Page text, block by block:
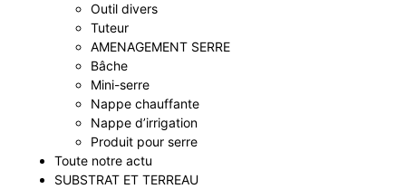
Outil divers
Tuteur
AMENAGEMENT SERRE
Bâche
Mini-serre
Nappe chauffante
Nappe d’irrigation
Produit pour serre
Toute notre actu
SUBSTRAT ET TERREAU